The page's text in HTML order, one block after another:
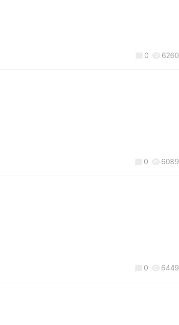
0 6260
0 6089
0 6449